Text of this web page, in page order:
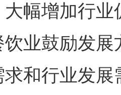
增加行业
业鼓励发
和行业发